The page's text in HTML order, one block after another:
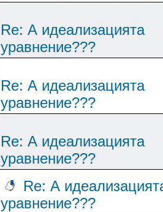
Re: А идеализацията
уравнение???
Re: А идеализацията
уравнение???
Re: А идеализацията
уравнение???
Re: А
уравнение???